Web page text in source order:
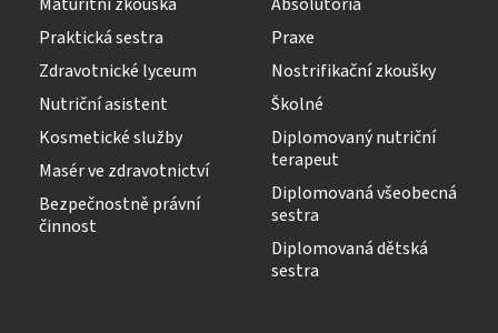
Praktická sestra
Zdravotnické lyceum
Nutriční asistent
Kosmetické služby
Masér ve zdravotnictví
Bezpečnostně právní
činnost
Praxe
Nostrifikační zkoušky
Školné
Diplomovaný nutriční
terapeut
Diplomovaná všeobecná
sestra
Diplomovaná dětská
sestra